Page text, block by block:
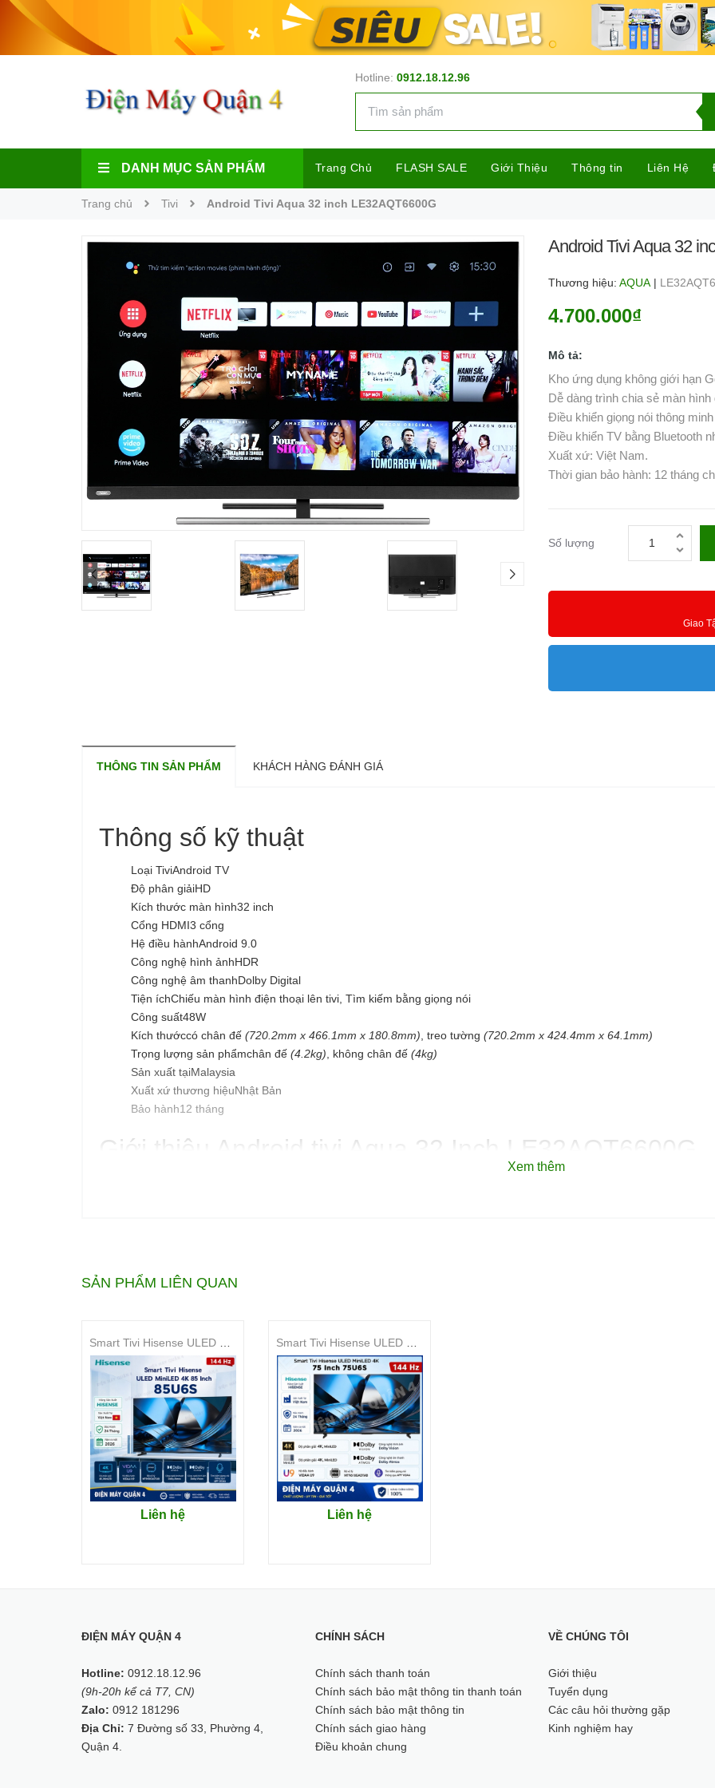
Hotline: 0912.18.12.96
DANH MỤC SẢN PHẨM Trang Chủ FLASH SALE Giới Thiệu Thông tin Liên Hệ
Trang chủ Tivi Android Tivi Aqua 32 inch LE32AQT6600G
Android Tivi Aqua 32
Thương hiệu: AQUA |
4.700.000₫
Mô tả:
Kho ứng dụng không giới hạn
Dễ dàng trình chia sẻ màn
Điều khiển giọng nói thông
Điều khiển TV bằng Bluetooth
Xuất xứ: Việt Nam.
Thời gian bảo hành: 12 tháng
Số lượng
Giao
THÔNG TIN SẢN PHẨM KHÁCH HÀNG ĐÁNH GIÁ
Thông số kỹ thuật
Loại TiviAndroid TV
Độ phân giảiHD
Kích thước màn hình32 inch
Cổng HDMI3 cổng
Hệ điều hànhAndroid 9.0
Công nghệ hình ảnhHDR
Công nghệ âm thanhDolby Digital
Tiện íchChiếu màn hình điện thoại lên tivi, Tìm kiếm bằng giọng nói
Công suất48W
Kích thướccó chân đế (720.2mm x 466.1mm x 180.8mm) , treo tường (720.2mm x 424.4mm x 64.1mm)
Trọng lượng sản phẩmchân đế (4.2kg) , không chân đế (4kg)
Sản xuất tạiMalaysia
Xuất xứ thương hiệuNhật Bản
Bảo hành12 tháng
Giới thiệu Android tivi Aqua 32 Inch LE32AQT6600G
Xem thêm
SẢN PHẨM LIÊN QUAN
Liên hệ Liên hệ
ĐIỆN MÁY QUẬN 4
Hotline: 0912.18.12.96
(9h-20h kể cả T7, CN)
Zalo: 0912 181296
Địa Chỉ: 7 Đường số 33, Phường 4,
Quận 4.
CHÍNH SÁCH
Chính sách thanh toán
Chính sách bảo mật thông tin thanh toán
Chính sách bảo mật thông tin
Chính sách giao hàng
Điều khoản chung
VỀ CHÚNG TÔI
Giới thiệu
Tuyển dụng
Các câu hỏi thường gặp
Kinh nghiệm hay